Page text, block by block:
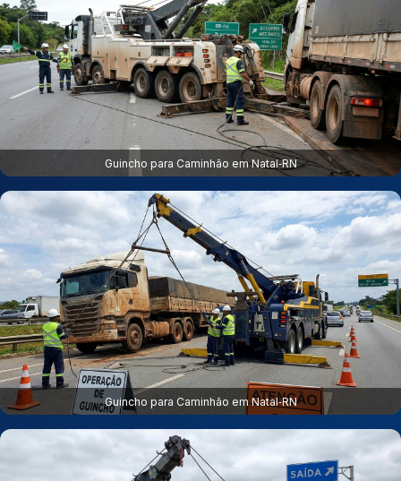
Guincho para Caminhão em Natal‑RN
Guincho para Caminhão em Natal‑RN